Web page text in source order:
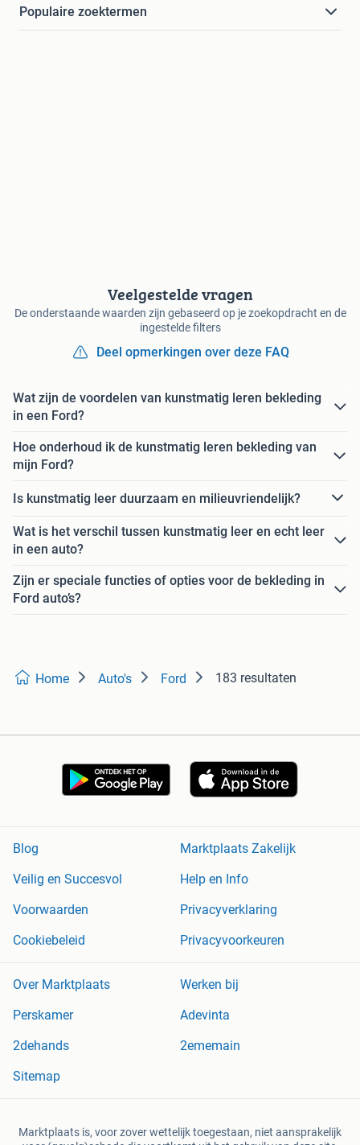
Populaire zoektermen
Veelgestelde vragen
De onderstaande waarden zijn gebaseerd op je zoekopdracht en de
ingestelde filters
Deel opmerkingen over deze FAQ
Wat zijn de voordelen van kunstmatig leren bekleding
in een Ford?
Hoe onderhoud ik de kunstmatig leren bekleding van
mijn Ford?
Is kunstmatig leer duurzaam en milieuvriendelijk?
Wat is het verschil tussen kunstmatig leer en echt leer
in een auto?
Zijn er speciale functies of opties voor de bekleding in
Ford auto’s?
Home Auto's Ford 183 resultaten
Blog
Marktplaats Zakelijk
Veilig en Succesvol
Help en Info
Voorwaarden
Privacyverklaring
Cookiebeleid
Privacyvoorkeuren
Over Marktplaats
Werken bij
Perskamer
Adevinta
2dehands
2ememain
Sitemap
Marktplaats is, voor zover wettelijk toegestaan, niet aansprakelijk